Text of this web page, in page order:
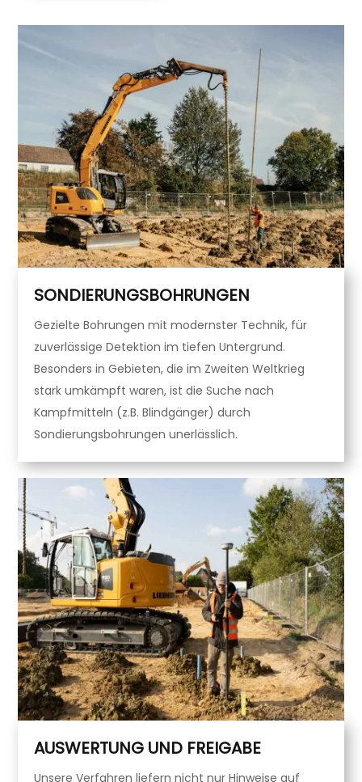
SONDIERUNGSBOHRUNGEN
Gezielte Bohrungen mit modernster Technik, für
zuverlässige Detektion im tiefen Untergrund.
Besonders in Gebieten, die im Zweiten Weltkrieg
stark umkämpft waren, ist die Suche nach
Kampfmitteln (z.B. Blindgänger) durch
Sondierungsbohrungen unerlässlich.
AUSWERTUNG UND FREIGABE
Unsere Verfahren liefern nicht nur Hinweise auf